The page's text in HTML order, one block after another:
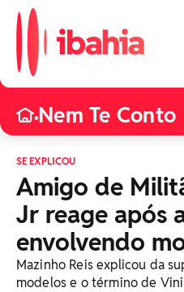
•Nem Te Conto
SE EXPLICOU
Amigo de
Jr reage após
envolvendo
Mazinho Reis explicou da
modelos e o término de